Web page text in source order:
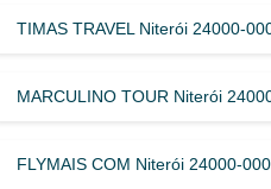
TIMAS TRAVEL Niterói 24000-
MARCULINO TOUR Niterói
FLYMAIS COM Niterói 24000-000